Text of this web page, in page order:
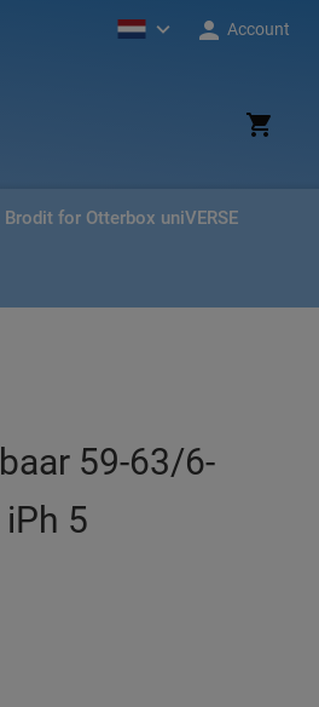
Account
Brodit for Otterbox uniVERSE
59-63/6-
5